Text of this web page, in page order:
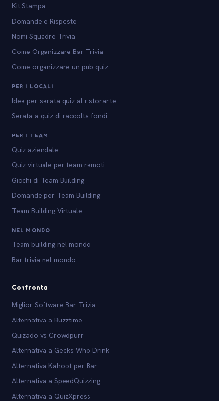
Kit Stampa
Domande e Risposte
Nomi Squadre Trivia
Come Organizzare Bar Trivia
Come organizzare un pub quiz
PER I LOCALI
Idee per serata quiz al ristorante
Serata a quiz di raccolta fondi
PER I TEAM
Quiz aziendale
Quiz virtuale per team remoti
Giochi di Team Building
Domande per Team Building
Team Building Virtuale
NEL MONDO
Team building nel mondo
Bar trivia nel mondo
Confronta
Miglior Software Bar Trivia
Alternativa a Buzztime
Quizado vs Crowdpurr
Alternativa a Geeks Who Drink
Alternativa Kahoot per Bar
Alternativa a SpeedQuizzing
Alternativa a QuizXpress